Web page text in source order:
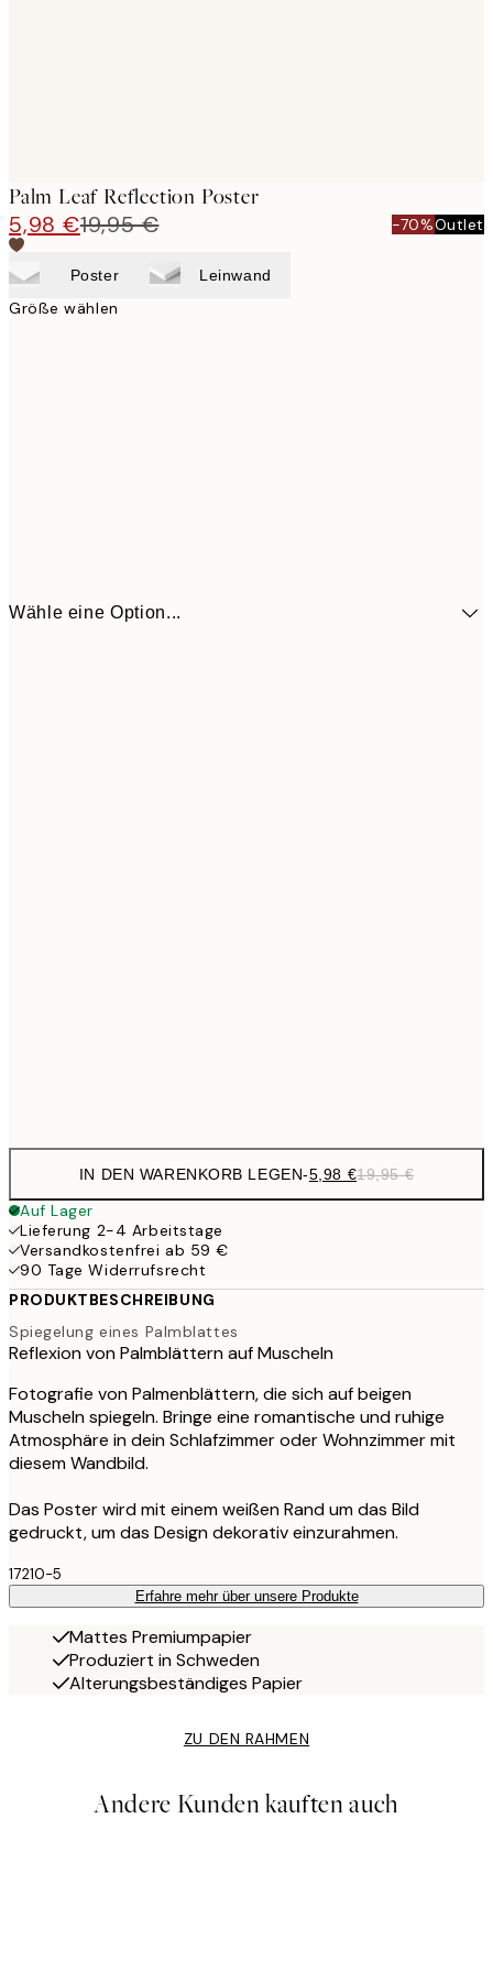
Palm Leaf Reflection Poster
5,98 €19,95 € -70%Outlet
Poster Leinwand
Größe wählen
Wähle eine Option...
IN DEN WARENKORB LEGEN-5,98 €19,95 €
Auf Lager
Lieferung 2-4 Arbeitstage
Versandkostenfrei ab 59 €
90 Tage Widerrufsrecht
PRODUKTBESCHREIBUNG
Spiegelung eines Palmblattes
Reflexion von Palmblättern auf Muscheln
Fotografie von Palmenblättern, die sich auf beigen
Muscheln spiegeln. Bringe eine romantische und ruhige
Atmosphäre in dein Schlafzimmer oder Wohnzimmer mit
diesem Wandbild.
Das Poster wird mit einem weißen Rand um das Bild
gedruckt, um das Design dekorativ einzurahmen.
17210-5
Erfahre mehr über unsere Produkte
Mattes Premiumpapier
Produziert in Schweden
Alterungsbeständiges Papier
ZU DEN RAHMEN
Andere Kunden kauften auch